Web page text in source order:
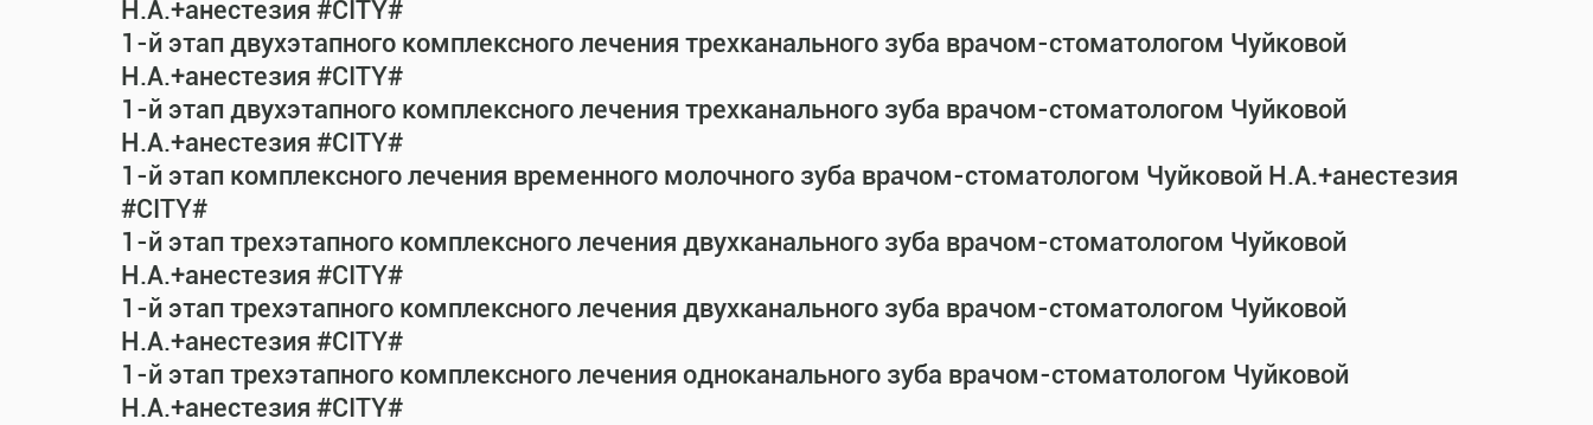
Н.А.+анестезия #CITY#
1-й этап двухэтапного комплексного лечения трехканального зуба врачом-стоматологом Чуйковой
Н.А.+анестезия #CITY#
1-й этап двухэтапного комплексного лечения трехканального зуба врачом-стоматологом Чуйковой
Н.А.+анестезия #CITY#
1-й этап комплексного лечения временного молочного зуба врачом-стоматологом Чуйковой Н.А.+анестезия
#CITY#
1-й этап трехэтапного комплексного лечения двухканального зуба врачом-стоматологом Чуйковой
Н.А.+анестезия #CITY#
1-й этап трехэтапного комплексного лечения двухканального зуба врачом-стоматологом Чуйковой
Н.А.+анестезия #CITY#
1-й этап трехэтапного комплексного лечения одноканального зуба врачом-стоматологом Чуйковой
Н.А.+анестезия #CITY#